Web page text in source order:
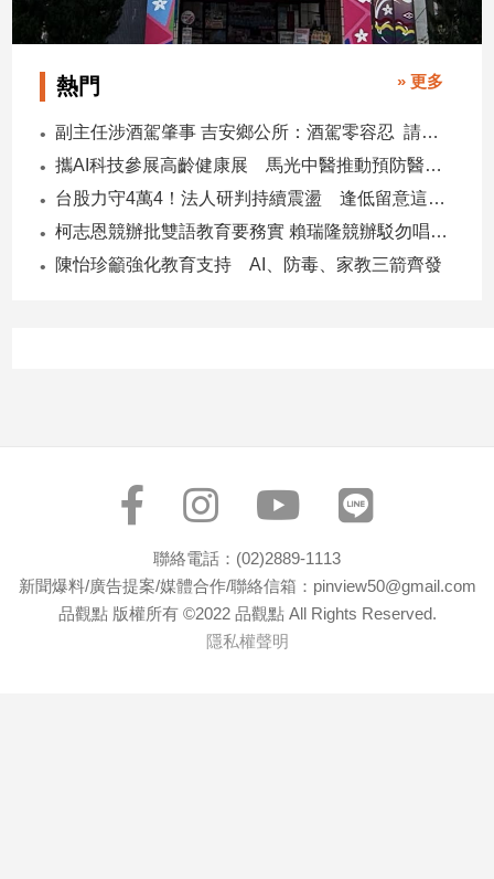
設
計
旅
食
星
座/
理
創
／
熱門 » 更多
副主任涉酒駕肇事 吉安鄉公所：酒駕零容忍 請辭獲准
攜AI科技參展高齡健康展 馬光中醫推動預防醫學迎接長壽新經濟
台股力守4萬4！法人研判持續震盪 逢低留意這些族群
柯志恩競辦批雙語教育要務實 賴瑞隆競辦駁勿唱衰高雄
陳怡珍籲強化教育支持 AI、防毒、家教三箭齊發
聯絡電話：(02)2889-1113
新聞爆料/廣告提案/媒體合作/聯絡信箱：pinview50@gmail.com
品觀點 版權所有 ©2022 品觀點 All Rights Reserved.
隱私權聲明